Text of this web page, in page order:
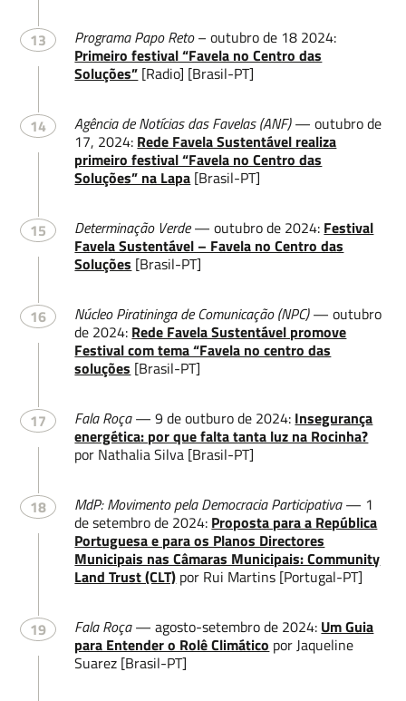
13 Programa Papo Reto– outubro de 18 2024:
Primeiro festival “Favela no Centro das
Soluções” [Radio] [Brasil-PT]
14 Agência de Notícias das Favelas (ANF)— outubro de
17, 2024: Rede Favela Sustentável realiza
primeiro festival “Favela no Centro das
Soluções” na Lapa [Brasil-PT]
15 Determinação Verde— outubro de 2024: Festival
Favela Sustentável – Favela no Centro das
Soluções [Brasil-PT]
16 Núcleo Piratininga de Comunicação (NPC)— outubro
de 2024: Rede Favela Sustentável promove
Festival com tema “Favela no centro das
soluções [Brasil-PT]
17 Fala Roça— 9 de outburo de 2024: Insegurança
energética: por que falta tanta luz na Rocinha?
por Nathalia Silva [Brasil-PT]
18 MdP: Movimento pela Democracia Participativa— 1
de setembro de 2024: Proposta para a República
Portuguesa e para os Planos Directores
Municipais nas Câmaras Municipais: Community
Land Trust (CLT) por Rui Martins [Portugal-PT]
19 Fala Roça— agosto-setembro de 2024: Um Guia
para Entender o Rolê Climático por Jaqueline
Suarez [Brasil-PT]